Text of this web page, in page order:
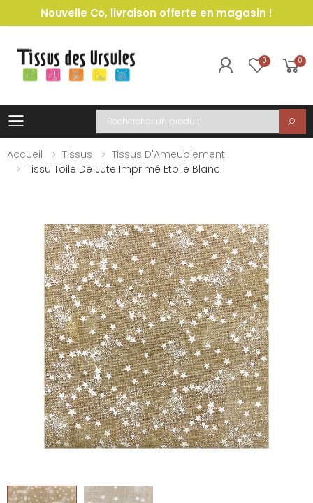
Nouvelle Co, livraison offerte en magasin !
0 0
Toggle mobile menu
Recherche
Accueil
Tissus
Tissus D'Ameublement
Tissu Toile De Jute Imprimé Etoile Blanc